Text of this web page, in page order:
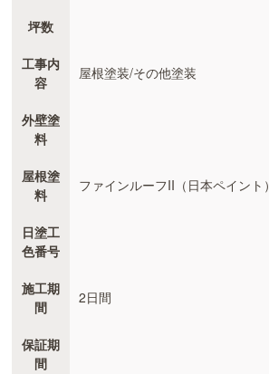
坪数
工事内
容
屋根塗装/その他塗装
外壁塗
料
屋根塗
料
ファインルーフII（日本ペイント）
日塗工
色番号
施工期
間
2日間
保証期
間